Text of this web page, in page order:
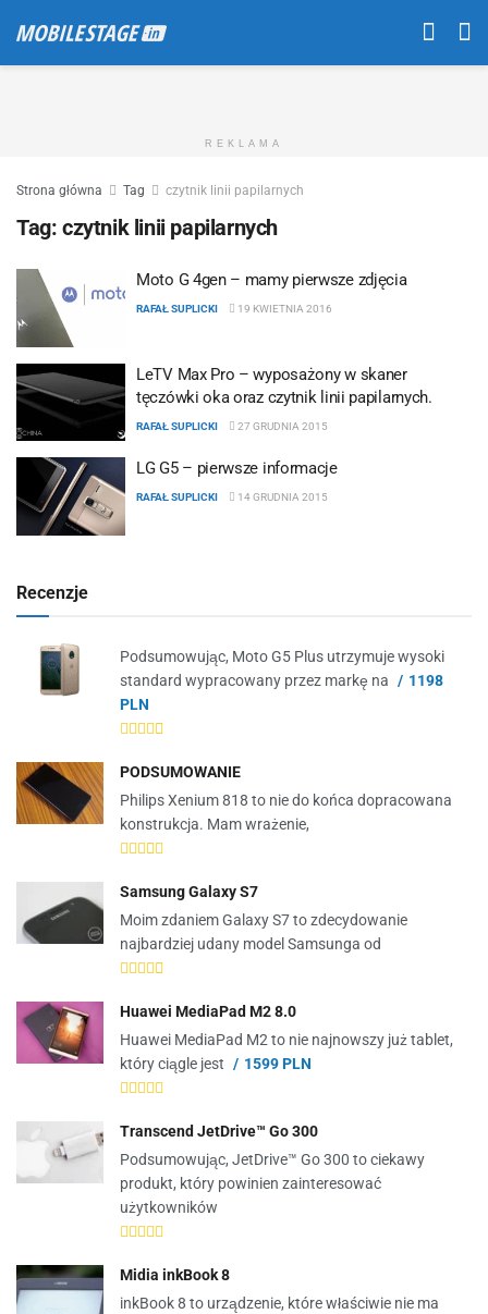
REKLAMA
Strona główna Tag czytnik linii papilarnych
Tag: czytnik linii papilarnych
Moto G 4gen – mamy pierwsze zdjęcia
RAFAŁ SUPLICKI 19 KWIETNIA 2016
LeTV Max Pro – wyposażony w skaner
tęczówki oka oraz czytnik linii papilarnych.
RAFAŁ SUPLICKI 27 GRUDNIA 2015
LG G5 – pierwsze informacje
RAFAŁ SUPLICKI 14 GRUDNIA 2015
Recenzje
Podsumowując, Moto G5 Plus utrzymuje wysoki
standard wypracowany przez markę na
1198
PLN
PODSUMOWANIE
Philips Xenium 818 to nie do końca dopracowana
konstrukcja. Mam wrażenie,
Samsung Galaxy S7
Moim zdaniem Galaxy S7 to zdecydowanie
najbardziej udany model Samsunga od
Huawei MediaPad M2 8.0
Huawei MediaPad M2 to nie najnowszy już tablet,
który ciągle jest
1599 PLN
Transcend JetDrive™ Go 300
Podsumowując, JetDrive™ Go 300 to ciekawy
produkt, który powinien zainteresować
użytkowników
Midia inkBook 8
inkBook 8 to urządzenie, które właściwie nie ma